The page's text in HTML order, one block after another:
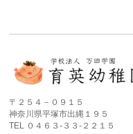
〒２５４－０９１５
神奈川県平塚市出縄１９５
TEL ０４６３-３３-２２１５